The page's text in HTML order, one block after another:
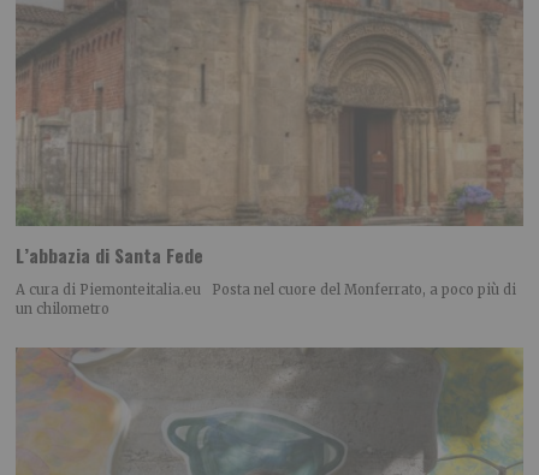
L’abbazia di Santa Fede
A cura di Piemonteitalia.eu Posta nel cuore del Monferrato, a poco più di
un chilometro